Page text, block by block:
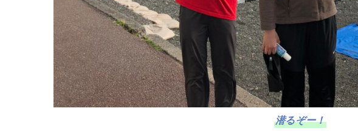
潜るぞー！